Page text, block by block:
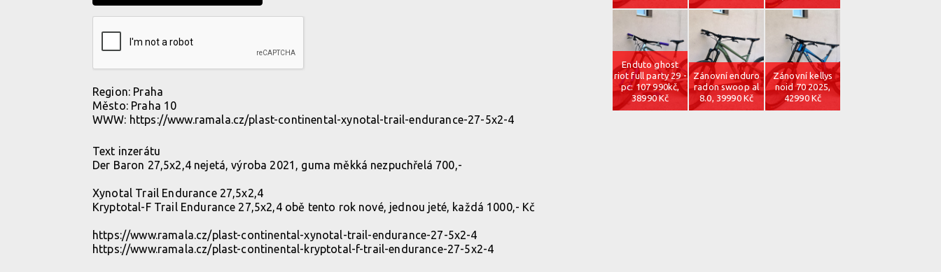
Region: Praha
Město: Praha 10
WWW: https://www.ramala.cz/plast-continental-xynotal-trail-endurance-27-5x2-4
Text inzerátu
Der Baron 27,5x2,4 nejetá, výroba 2021, guma měkká nezpuchřelá 700,-
Xynotal Trail Endurance 27,5x2,4
Kryptotal-F Trail Endurance 27,5x2,4 obě tento rok nové, jednou jeté, každá 1000,- Kč
https://www.ramala.cz/plast-continental-xynotal-trail-endurance-27-5x2-4
https://www.ramala.cz/plast-continental-kryptotal-f-trail-endurance-27-5x2-4
Enduto ghost
riot full party 29 -
pc: 107 990kč,
38990 Kč
Zánovní enduro
radon swoop al
8.0, 39990 Kč
Zánovní kellys
noid 70 2025,
42990 Kč